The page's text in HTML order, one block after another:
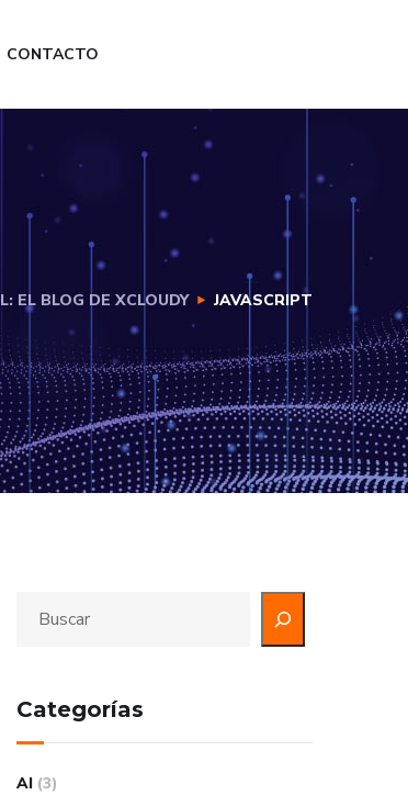
CONTACTO
EL BLOG DE XCLOUDY JAVASCRIPT
Categorías
AI (3)